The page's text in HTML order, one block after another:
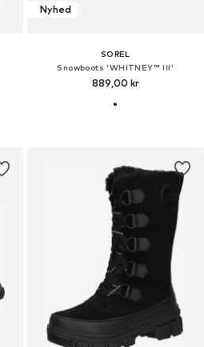
Nyhed
SOREL
Snowboots 'WHITNEY™ III'
889,00 kr